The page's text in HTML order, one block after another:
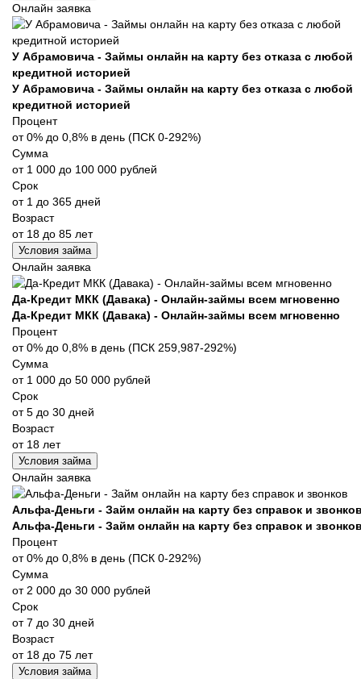
Онлайн заявка
У Абрамовича - Займы онлайн на карту без отказа с любой
кредитной историей
У Абрамовича - Займы онлайн на карту без отказа с любой
кредитной историей
Процент
от 0% до 0,8% в день (ПСК 0-292%)
Сумма
от 1 000 до 100 000 рублей
Срок
от 1 до 365 дней
Возраст
от 18 до 85 лет
Условия займа
Онлайн заявка
Да-Кредит МКК (Давака) - Онлайн-займы всем мгновенно
Да-Кредит МКК (Давака) - Онлайн-займы всем мгновенно
Процент
от 0% до 0,8% в день (ПСК 259,987-292%)
Сумма
от 1 000 до 50 000 рублей
Срок
от 5 до 30 дней
Возраст
от 18 лет
Условия займа
Онлайн заявка
Альфа-Деньги - Займ онлайн на карту без справок и
Альфа-Деньги - Займ онлайн на карту без справок и
Процент
от 0% до 0,8% в день (ПСК 0-292%)
Сумма
от 2 000 до 30 000 рублей
Срок
от 7 до 30 дней
Возраст
от 18 до 75 лет
Условия займа